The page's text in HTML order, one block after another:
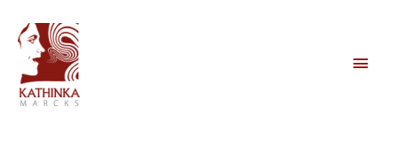
Inhalt
springen